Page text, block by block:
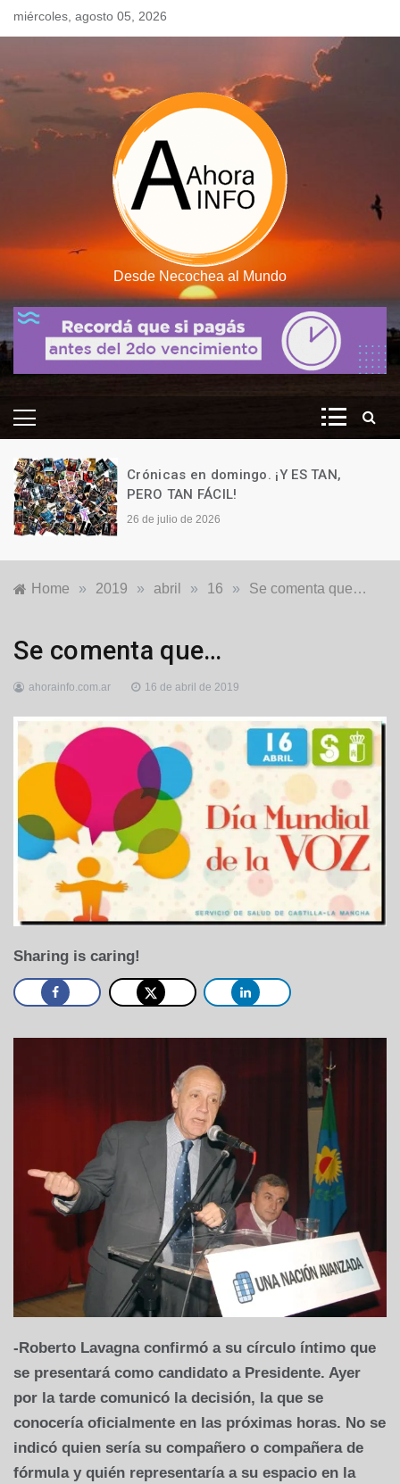
Skipmiércoles, agosto 05, 2026
Desde Necochea al Mundo
Crónicas en domingo. ¡Y ES TAN,
PERO TAN FÁCIL!
26 de julio de 2026
Home » 2019 » abril » 16 » Se comenta que…
Destacadas
Locales
Se comenta que…
ahorainfo.com.ar 16 de abril de 2019
Sharing is caring!
-Roberto Lavagna confirmó a su círculo íntimo que
se presentará como candidato a Presidente. Ayer
por la tarde comunicó la decisión, la que se
conocería oficialmente en las próximas horas. No se
indicó quien sería su compañero o compañera de
fórmula y quién representaría a su espacio en la